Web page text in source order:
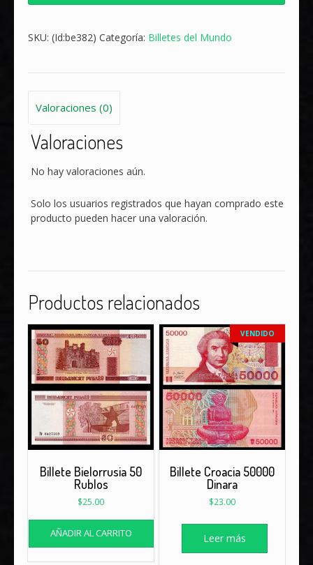
Kwachas
SKU: (Id:be382) Categoría: Billetes del Mundo
Valoraciones (0)
Valoraciones
No hay valoraciones aún.
Solo los usuarios registrados que hayan comprado este
producto pueden hacer una valoración.
Productos relacionados
Billete Bielorrusia 50
Rublos
$25.00
AÑADIR AL CARRITO
VENDIDO
Billete Croacia 50000
Dinara
$23.00
Leer más